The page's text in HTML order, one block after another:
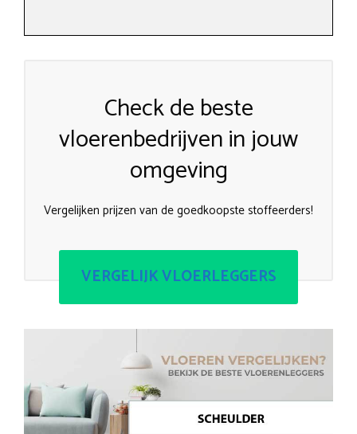
Check de beste
vloerenbedrijven in jouw
omgeving
Vergelijken prijzen van de goedkoopste stoffeerders!
VERGELIJK VLOERLEGGERS